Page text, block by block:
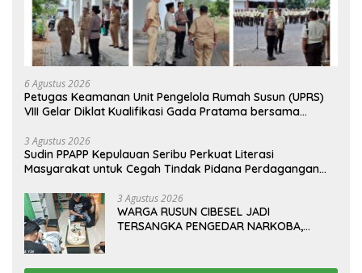
6 Agustus 2026
Petugas Keamanan Unit Pengelola Rumah Susun (UPRS)
VIII Gelar Diklat Kualifikasi Gada Pratama bersama
Polda Metro Jaya*
3 Agustus 2026
Sudin PPAPP Kepulauan Seribu Perkuat Literasi
Masyarakat untuk Cegah Tindak Pidana Perdagangan
3 Agustus 2026
WARGA RUSUN CIBESEL JADI
TERSANGKA PENGEDAR NARKOBA,